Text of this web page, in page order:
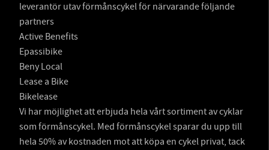
leverantör utav förmånscykel för närvarande följande
partners
Active Benefits
Epassibike
Beny Local
Lease a Bike
Bikelease
Vi har möjlighet att erbjuda hela vårt sortiment av cyklar
som förmånscykel. Med förmånscykel sparar du upp till
hela 50% av kostnaden mot att köpa en cykel privat, tack